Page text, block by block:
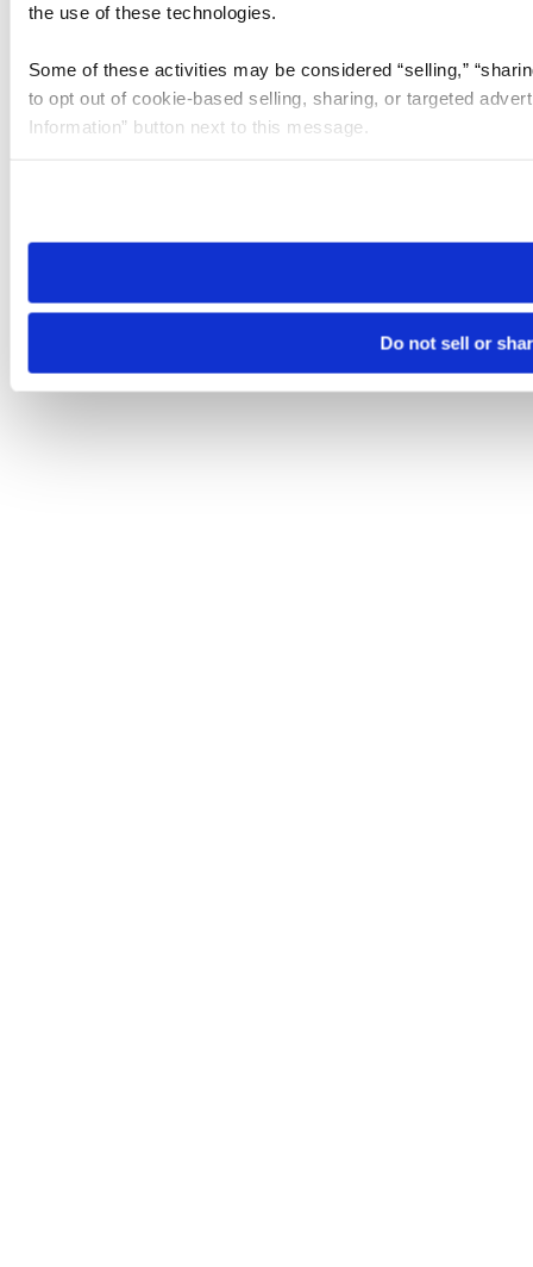
the use of these technologies.
Some of these activities may be considered “selling,”
to opt out of cookie-based selling, sharing, or targeted
Information” button next to this message.
need to be set again.
Do not sell or